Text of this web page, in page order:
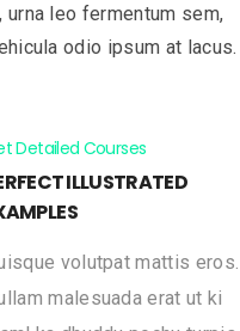
urna leo fermentum sem,
odio ipsum at lacus.
Detailed Courses
ILLUSTRATED
volutpat mattis eros.
malesuada erat ut ki